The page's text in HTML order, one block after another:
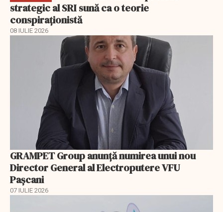
strategic al SRI sună ca o teorie
conspiraționistă
08 IULIE 2026
GRAMPET Group anunță numirea unui nou
Director General al Electroputere VFU
Pașcani
07 IULIE 2026